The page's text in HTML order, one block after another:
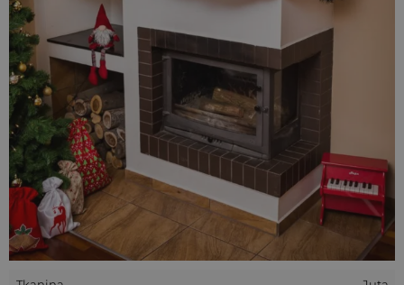
Woreczki z tego zestawu wykorzystaj do stworzenia swojego
wymarzonegokalendarza adwentowego
! Wystarczy
zawiesić je na sznurku, haczykach, świerkowej girlandzie (a
nawet na choince) i umieścić w woreczkach upominki na
każdy dzień Adwentu. Dzięki nim każdy dzień oczekiwania na
Święta będzie naprawdę wyjątkowy i magiczny!
Wszystkie nasze woreczki wykonywane są ręcznie. Ułożenie
ozdobnej aplikacji/nadruku na konkretnych przedmiotach
może nieznacznie różnić się od pokazanego na zdjęciach.